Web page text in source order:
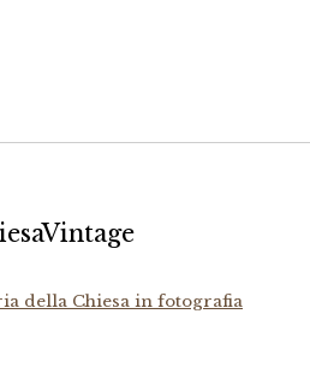
della Chiesa in fotografia